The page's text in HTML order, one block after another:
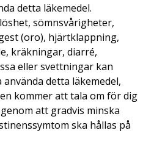
detta läkemedel.
sömnsvårigheter,
(oro), hjärtklappning,
kräkningar, diarré,
eller svettningar kan
detta läkemedel,
kommer att tala om för dig
att gradvis minska
ska hållas på